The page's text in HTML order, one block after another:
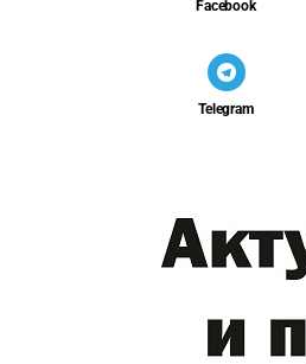
Facebook
Telegram